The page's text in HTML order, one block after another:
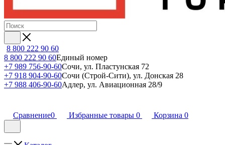
8 800 222 90 60
8 800 222 90 60Единый номер
+7 989 756-90-60Сочи, ул. Пластунская 72
+7 918 904-90-60Сочи (Строй-Сити), ул. Донская 28
+7 988 406-90-60Адлер, ул. Авиационная 28/9
Сравнение0 Избранные товары 0 Корзина 0